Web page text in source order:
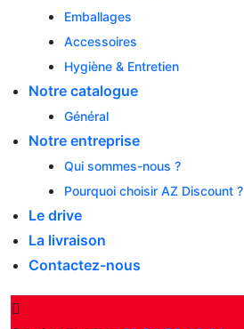
Emballages
Accessoires
Hygiène & Entretien
Notre catalogue
Général
Notre entreprise
Qui sommes-nous ?
Pourquoi choisir AZ Discount ?
Le drive
La livraison
Contactez-nous